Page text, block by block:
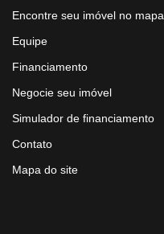
Encontre seu imóvel no mapa
Equipe
Financiamento
Negocie seu imóvel
Simulador de financiamento
Contato
Mapa do site